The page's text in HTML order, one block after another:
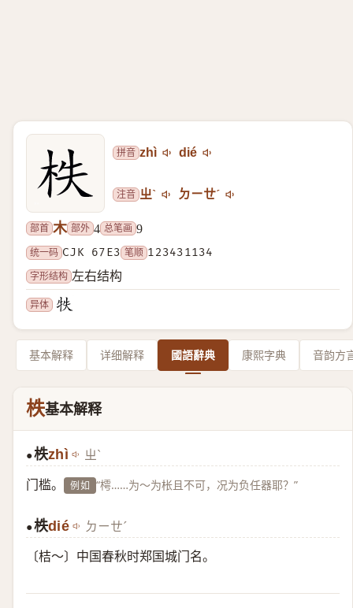
拼音 zhì dié
注音 ㄓˋ ㄉㄧㄝˊ
部首 木 部外 4 总笔画 9
统一码 CJK 67E3 笔顺 123431134
字形结构 左右结构
异体
基本解释 详细解释 國語辭典 康熙字典 音韵方
柣基本解释
●柣zhì ㄓˋ
门槛。 例如 “樗……为～为枨且不可，况为负任器耶？”
●柣dié ㄉㄧㄝˊ
〔桔～〕中国春秋时郑国城门名。